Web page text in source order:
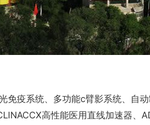
免疫系统、多功能c臂影系统、自
高性能医用直线加速器